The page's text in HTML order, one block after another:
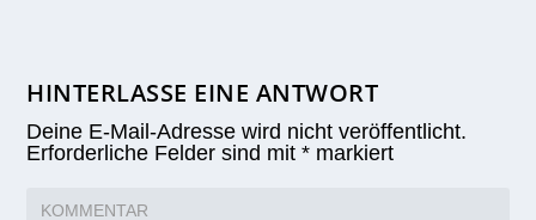
HINTERLASSE EINE ANTWORT
Deine E-Mail-Adresse wird nicht veröffentlicht.
Erforderliche Felder sind mit* markiert